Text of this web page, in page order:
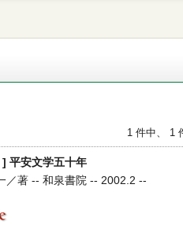
1 件中、 1
平安文学五十年
／著 -- 和泉書院 -- 2002.2 --